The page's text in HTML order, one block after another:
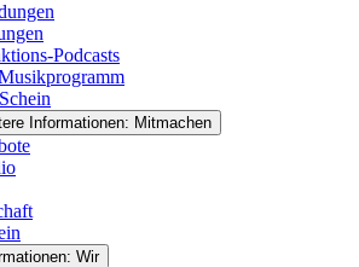
Podcasts
Informationen: Mitmachen
Wir